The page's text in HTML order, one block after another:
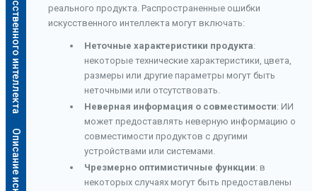
реального продукта. Распространенные ошибки
искусственного интеллекта могут включать:
Неточные характеристики продукта:
некоторые технические характеристики, цвета,
размеры или другие параметры могут быть
неточными или отсутствовать.
Неверная информация о совместимости: ИИ
может предоставлять неверную информацию о
совместимости продуктов с другими
устройствами или системами.
Чрезмерно оптимистичные функции: в
некоторых случаях могут быть предоставлены